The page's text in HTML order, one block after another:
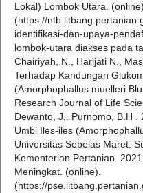
Lokal) Lombok Utara. (online).
(https://
identifikasi-dan-upaya-
lombok-utara diakses pada
Chairiyah, N., Harijati N.,
Terhadap Kandungan
(Amorphophallus muelleri
Research Journal of Life
Dewanto, J,. Purnomo, B.H
Umbi Iles-iles
Universitas Sebelas Maret.
Kementerian Pertanian.
Meningkat. (online).
(https://